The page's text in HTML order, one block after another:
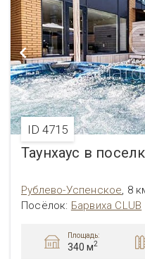
ID 4715
Таунхаус в
Рублево-Успенское, 8
Посёлок: Барвиха CLUB
Площадь:
340 м2